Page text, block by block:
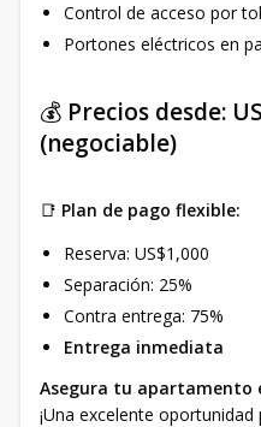
Control de acceso por
Portones eléctricos en
💰 Precios desde:
(negociable)
📑 Plan de pago flexible:
Reserva: US$1,000
Separación: 25%
Contra entrega: 75%
Entrega inmediata
Asegura tu apartamento
¡Una excelente